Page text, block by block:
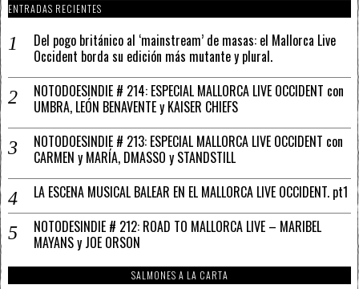
ENTRADAS RECIENTES
Del pogo británico al ‘mainstream’ de masas: el Mallorca Live
Occident borda su edición más mutante y plural.
NOTODOESINDIE # 214: ESPECIAL MALLORCA LIVE OCCIDENT con
UMBRA, LEÓN BENAVENTE y KAISER CHIEFS
NOTODOESINDIE # 213: ESPECIAL MALLORCA LIVE OCCIDENT con
CARMEN y MARÍA, DMASSO y STANDSTILL
LA ESCENA MUSICAL BALEAR EN EL MALLORCA LIVE OCCIDENT. pt1
NOTODESINDIE # 212: ROAD TO MALLORCA LIVE – MARIBEL
MAYANS y JOE ORSON
SALMONES A LA CARTA